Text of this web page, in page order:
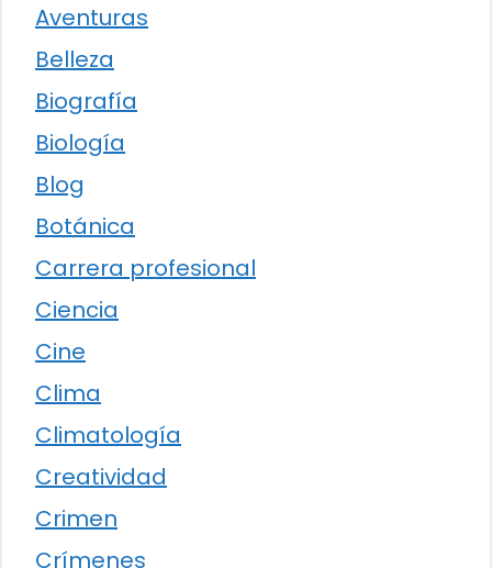
Aventuras
Belleza
Biografía
Biología
Blog
Botánica
Carrera profesional
Ciencia
Cine
Clima
Climatología
Creatividad
Crimen
Crímenes